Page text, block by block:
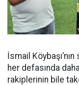
İsmail
her defasında
rakiplerinin bile